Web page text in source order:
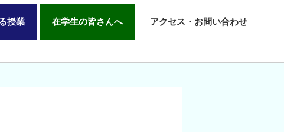
授業 在学生の皆さんへ アクセス・お問い合わせ